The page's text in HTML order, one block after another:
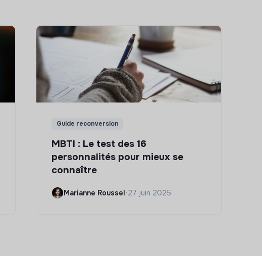
Guide reconversion
MBTI : Le test des 16
personnalités pour mieux se
connaître
Marianne Roussel•27 juin 2025